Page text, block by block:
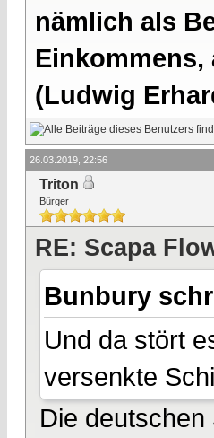
nämlich als
(Ludwig
26.03.2019, 22:56
Triton
Bürger
RE: Scapa
Bunbury
Und da stört
versenkte
Die